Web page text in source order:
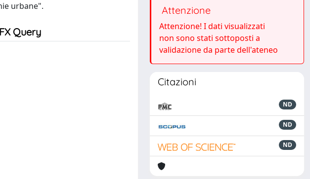
urbane".
Attenzione
Attenzione! I dati visualizzati
non sono stati sottoposti a
validazione da parte dell'ateneo
Citazioni
ND
ND
ND